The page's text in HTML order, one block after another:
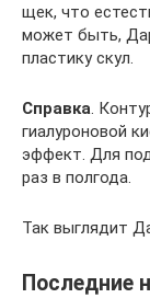
щек, что
может быть,
пластику скул.
Справка .
гиалуроновой
эффект. Для
раз в полгода.
Так выглядит
Последние